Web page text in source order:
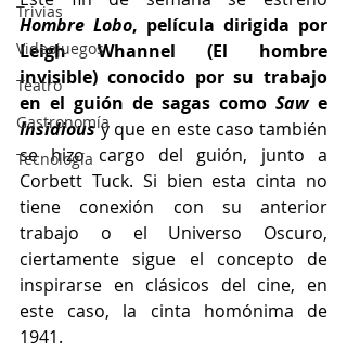
Trivias
Videojuegos
Teatro
Gastronomía
Tecnología
Hombre Lobo, película dirigida por
Leigh Whannel (El hombre
invisible) conocido por su trabajo
en el guión de sagas como Saw
Insidious y que en este caso también
se hizo cargo del guión, junto a
Corbett Tuck. Si bien esta cinta no
tiene conexión con su anterior
trabajo o el Universo Oscuro,
ciertamente sigue el concepto de
inspirarse en clásicos del cine, en
este caso, la cinta homónima de
1941.